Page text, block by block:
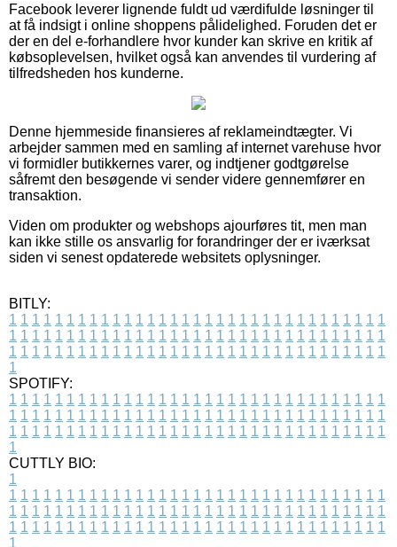
Facebook leverer lignende fuldt ud værdifulde løsninger til
at få indsigt i online shoppens pålidelighed. Foruden det er
der en del e-forhandlere hvor kunder kan skrive en kritik af
købsoplevelsen, hvilket også kan anvendes til vurdering af
tilfredsheden hos kunderne.
Denne hjemmeside finansieres af reklameindtægter. Vi
arbejder sammen med en samling af internet varehuse hvor
vi formidler butikkernes varer, og indtjener godtgørelse
såfremt den besøgende vi sender videre gennemfører en
transaktion.
Viden om produkter og webshops ajourføres tit, men man
kan ikke stille os ansvarlig for forandringer der er iværksat
siden vi senest opdaterede websitets oplysninger.
BITLY:
1 1 1 1 1 1 1 1 1 1 1 1 1 1 1 1 1 1 1 1 1 1 1 1 1 1 1 1 1 1 1 1 1
1 1 1 1 1 1 1 1 1 1 1 1 1 1 1 1 1 1 1 1 1 1 1 1 1 1 1 1 1 1 1 1 1
1 1 1 1 1 1 1 1 1 1 1 1 1 1 1 1 1 1 1 1 1 1 1 1 1 1 1 1 1 1 1 1 1
1
SPOTIFY:
1 1 1 1 1 1 1 1 1 1 1 1 1 1 1 1 1 1 1 1 1 1 1 1 1 1 1 1 1 1 1 1 1
1 1 1 1 1 1 1 1 1 1 1 1 1 1 1 1 1 1 1 1 1 1 1 1 1 1 1 1 1 1 1 1 1
1 1 1 1 1 1 1 1 1 1 1 1 1 1 1 1 1 1 1 1 1 1 1 1 1 1 1 1 1 1 1 1 1
1
CUTTLY BIO:
1
1 1 1 1 1 1 1 1 1 1 1 1 1 1 1 1 1 1 1 1 1 1 1 1 1 1 1 1 1 1 1 1 1
1 1 1 1 1 1 1 1 1 1 1 1 1 1 1 1 1 1 1 1 1 1 1 1 1 1 1 1 1 1 1 1 1
1 1 1 1 1 1 1 1 1 1 1 1 1 1 1 1 1 1 1 1 1 1 1 1 1 1 1 1 1 1 1 1 1
1